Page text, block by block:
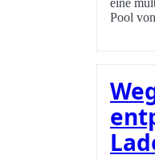
eine
Pool